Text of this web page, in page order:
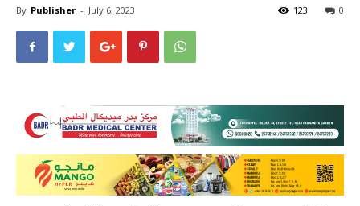
By Publisher - July 6, 2023 0
123